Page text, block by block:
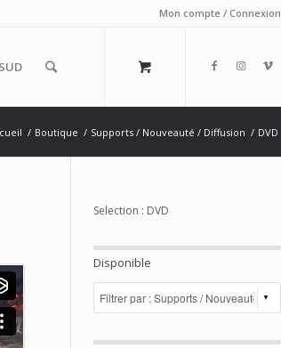
Mon compte / Connexion
/ Boutique / Supports / Nouveauté / Diffusion / DVD
Selection : DVD
Disponible